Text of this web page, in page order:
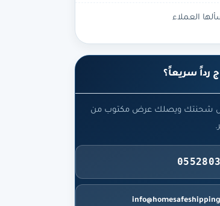
العملاء
رداً سريعاً؟
شحنتك ويصلك عرض مكتوب من